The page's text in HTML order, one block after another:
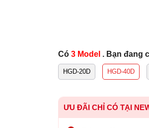
Có 3 Model . Bạn đang
HGD-20D HGD-40D
ƯU ĐÃI CHỈ CÓ TẠI